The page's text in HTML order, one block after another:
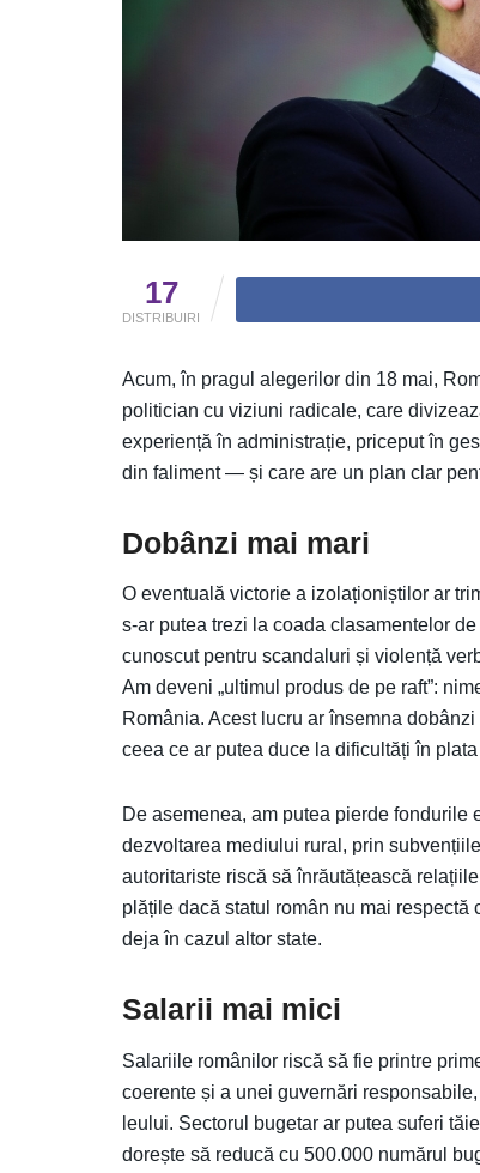
17
DISTRIBUIRI
Acum, în pragul alegerilor din 18 mai,
politician cu viziuni radicale, care
experiență în administrație, priceput în
din faliment — și care are un plan clar
Dobânzi mai mari
O eventuală victorie a izolaționiștilor ar
s-ar putea trezi la coada clasamentelor
cunoscut pentru scandaluri și violență
Am deveni „ultimul produs de pe raft”:
România. Acest lucru ar însemna
ceea ce ar putea duce la dificultăți în
De asemenea, am putea pierde
dezvoltarea mediului rural, prin
autoritariste riscă să înrăutățească
plățile dacă statul român nu mai
deja în cazul altor state.
Salarii mai mici
Salariile românilor riscă să fie printre
coerente și a unei guvernări
leului. Sectorul bugetar ar putea suferi
dorește să reducă cu 500.000 numărul